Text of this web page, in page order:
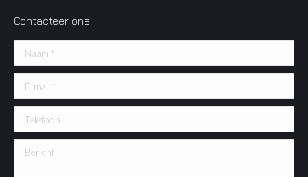
Contacteer ons
Naam *
E-mail *
Telefoon
Bericht